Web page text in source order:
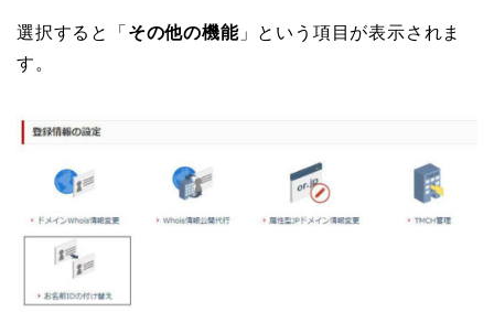
選択すると「 その他の機能」という項目が表示されま
す。